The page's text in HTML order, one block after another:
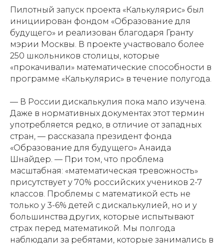
Пилотный запуск проекта «Калькулярис» был
инициирован фондом «Образование для
будущего» и реализован благодаря Гранту
мэрии Москвы. В проекте участвовало более
250 школьников столицы, которые
«прокачивали» математические способности в
программе «Калькулярис» в течение полугода.
— В России дискалькулия пока мало изучена.
Даже в нормативных документах этот термин
употребляется редко, в отличие от западных
стран, — рассказала президент фонда
«Образование для будущего» Анаида
Шнайдер. — При том, что проблема
масштабная: «математическая тревожность»
присутствует у 70% российских учеников 2-7
классов. Проблемы с математикой есть не
только у 3-6% детей с дискалькулией, но и у
большинства других, которые испытывают
страх перед математикой. Мы полгода
наблюдали за ребятами, которые занимались в